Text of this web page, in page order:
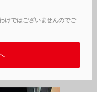
けではございませんのでご